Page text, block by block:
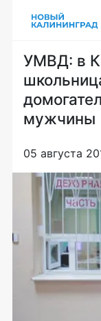
УМВД: в
мужчины
05 августа